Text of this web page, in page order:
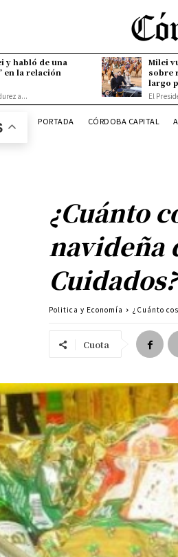
y habló de una
en la relación
Milei
sobre
largo
El
PORTADA CÓRDOBA CAPITAL
¿Cuánto
navideña
Cuidados?
Politica y Economía ¿Cuánto
Cuota